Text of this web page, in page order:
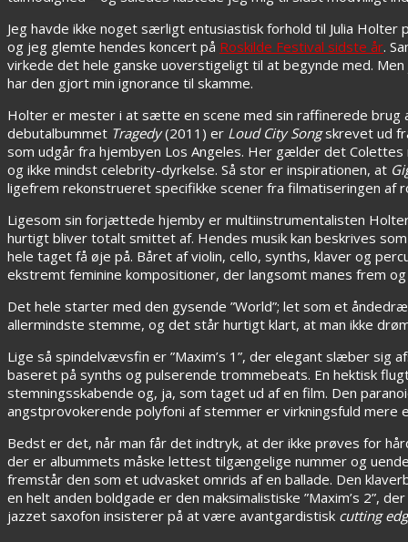
Jeg havde ikke noget særligt entusiastisk forhold til Julia
og jeg glemte hendes koncert på Roskilde Festival sidste år.
virkede det hele ganske uoverstigeligt til at begynde med.
har den gjort min ignorance til skamme.
Holter er mester i at sætte en scene med sin raffinerede
debutalbummet Tragedy(2011) er Loud City Songskrevet ud
som udgår fra hjembyen Los Angeles. Her gælder det
og ikke mindst celebrity-dyrkelse. Så stor er inspirationen, at
ligefrem rekonstrueret specifikke scener fra filmatiseringen af
Ligesom sin forjættede hjemby er multiinstrumentalisten
hurtigt bliver totalt smittet af. Hendes musik kan beskrives
hele taget få øje på. Båret af violin, cello, synths, klaver og
ekstremt feminine kompositioner, der langsomt manes frem
Det hele starter med den gysende ”World”; let som et
allermindste stemme, og det står hurtigt klart, at man ikke
Lige så spindelvævsfin er ”Maxim’s 1”, der elegant slæber sig
baseret på synths og pulserende trommebeats. En hektisk
stemningsskabende og, ja, som taget ud af en film. Den
angstprovokerende polyfoni af stemmer er virkningsfuld mere
Bedst er det, når man får det indtryk, at der ikke prøves for
der er albummets måske lettest tilgængelige nummer og
fremstår den som et udvasket omrids af en ballade. Den
en helt anden boldgade er den maksimalistiske ”Maxim’s 2”,
jazzet saxofon insisterer på at være avantgardistisk cutting